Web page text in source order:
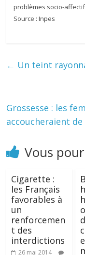
problèmes socio-
Source : Inpes
← Un teint
Grossesse : les
accoucheraient
Vous
Cigarette :
les Français
favorables à
un
renforcemen
t des
interdictions
26 mai 2014